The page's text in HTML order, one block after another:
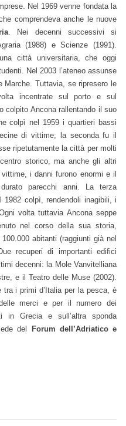
Nel 1969 venne fondata la
comprendeva anche le nuove
. Nei decenni successivi si
(1988) e Scienze (1991).
città universitaria, che oggi
Nel 2003 l’ateneo assunse
Marche. Tuttavia, se ripresero le
incentrate sul porto e sul
colpito Ancona rallentando il suo
colpì nel 1959 i quartieri bassi
di vittime; la seconda fu il
ripetutamente la città per molti
storico, ma anche gli altri
i danni furono enormi e il
parecchi anni. La terza
colpì, rendendoli inagibili, i
volta tuttavia Ancona seppe
nel corso della sua storia,
abitanti (raggiunti già nel
recuperi di importanti edifici
decenni: la Mole Vanvitelliana
e il Teatro delle Muse (2002).
i primi d’Italia per la pesca, è
merci e per il numero dei
in Grecia e sull’altra sponda
del
Forum dell’Adriatico e